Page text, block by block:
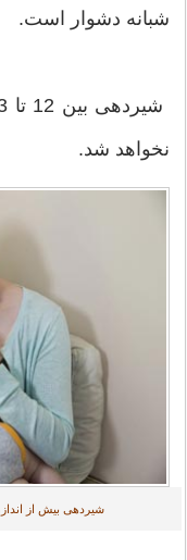
شبانه دشوار است.
نخواهد شد.
شیردهی بیش از